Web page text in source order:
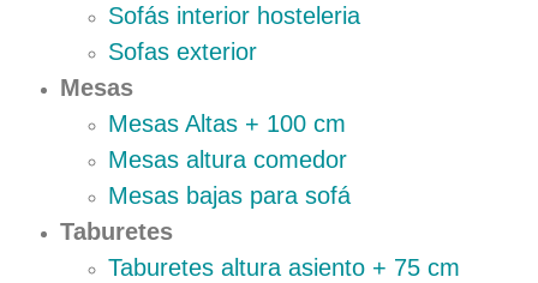
Sofás interior hosteleria
Sofas exterior
Mesas
Mesas Altas + 100 cm
Mesas altura comedor
Mesas bajas para sofá
Taburetes
Taburetes altura asiento + 75 cm